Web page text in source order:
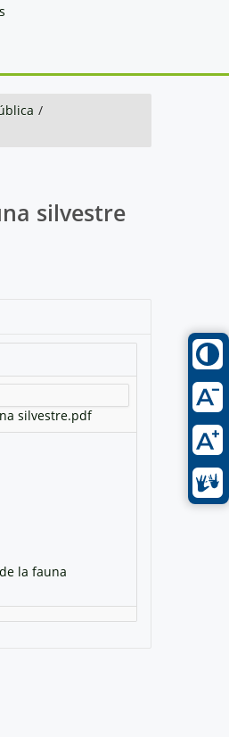
/
silvestre
silvestre.pdf
la fauna